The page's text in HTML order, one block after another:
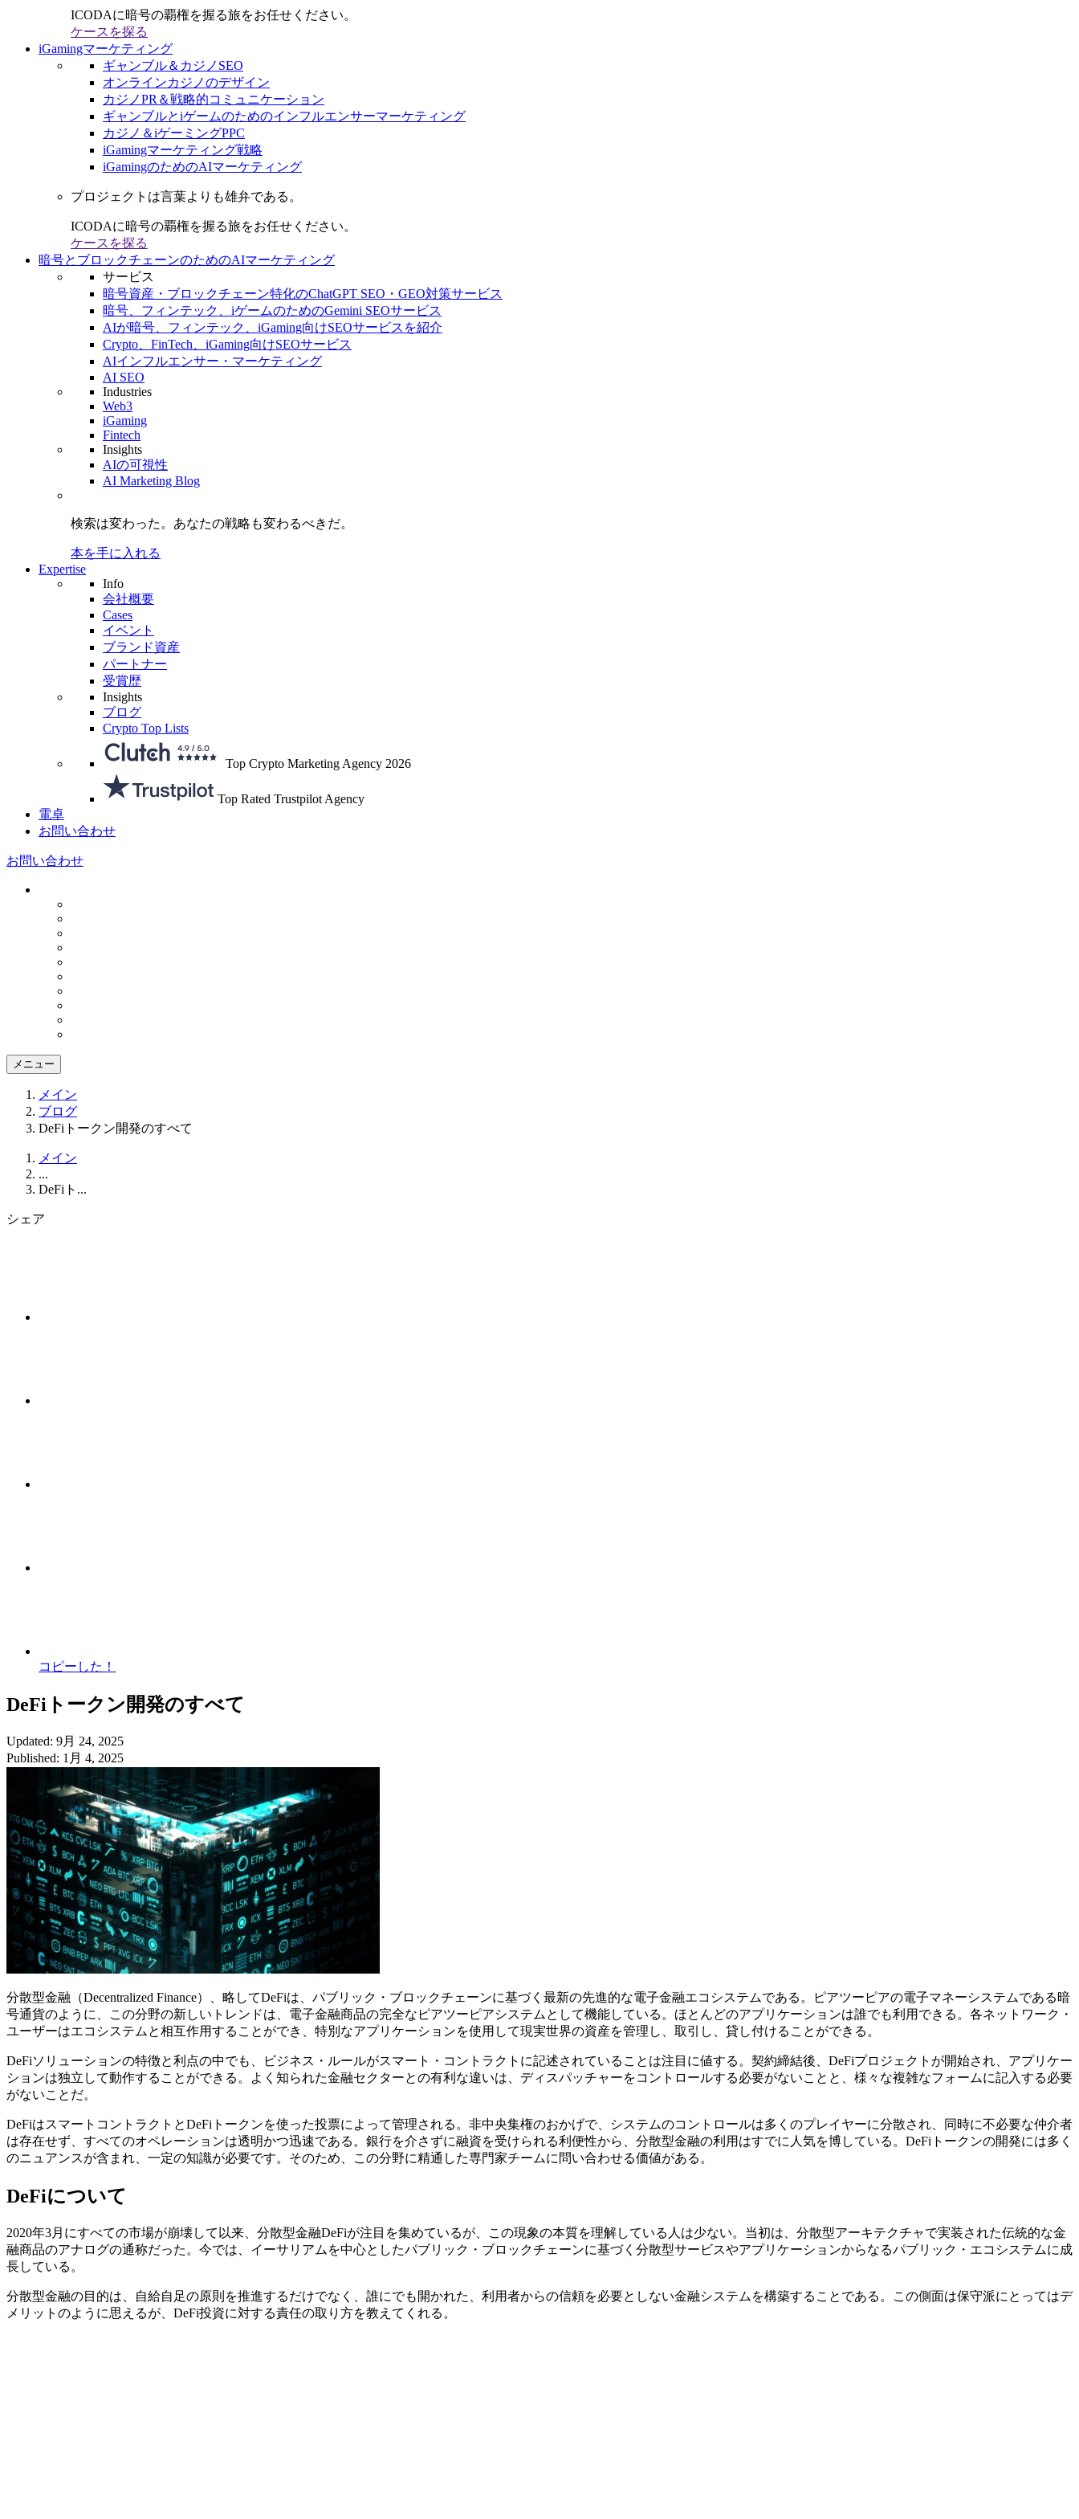
ICODAに暗号の覇権を握る旅をお任せください。
ケースを探る
iGamingマーケティング
ギャンブル＆カジノSEO
オンラインカジノのデザイン
カジノPR＆戦略的コミュニケーション
ギャンブルとiゲームのためのインフルエンサーマーケティング
カジノ＆iゲーミングPPC
iGamingマーケティング戦略
iGamingのためのAIマーケティング
プロジェクトは言葉よりも雄弁である。
ICODAに暗号の覇権を握る旅をお任せください。
ケースを探る
暗号とブロックチェーンのためのAIマーケティング
サービス
暗号資産・ブロックチェーン特化のChatGPT SEO・GEO対策サービス
暗号、フィンテック、iゲームのためのGemini SEOサービス
AIが暗号、フィンテック、iGaming向けSEOサービスを紹介
Crypto、FinTech、iGaming向けSEOサービス
AIインフルエンサー・マーケティング
AI SEO
Industries
Web3
iGaming
Fintech
Insights
AIの可視性
AI Marketing Blog
検索は変わった。 あなたの戦略も変わるべきだ。
本を手に入れる
Expertise
Info
会社概要
Cases
イベント
ブランド資産
パートナー
受賞歴
Insights
ブログ
Crypto Top Lists
Top Crypto Marketing Agency 2026
Top Rated Trustpilot Agency
電卓
お問い合わせ
お問い合わせ
メニュー
メイン
ブログ
DeFiトークン開発のすべて
メイン
...
DeFiト...
シェア
コピーした！
DeFiトークン開発のすべて
Updated: 9月 24, 2025
Published: 1月 4, 2025
分散型金融（Decentralized Finance）、略してDeFiは、パブリック・ブロックチェーンに基づく最新の先進的な電子金融エコシステムである。ピアツーピアの電子マネーシステムである暗
号通貨のように、この分野の新しいトレンドは、電子金融商品の完全なピアツーピアシステムとして機能している。ほとんどのアプリケーションは誰でも利用できる。各ネットワーク・
ユーザーはエコシステムと相互作用することができ、特別なアプリケーションを使用して現実世界の資産を管理し、取引し、貸し付けることができる。
DeFiソリューションの特徴と利点の中でも、ビジネス・ルールがスマート・コントラクトに記述されていることは注目に値する。契約締結後、DeFiプロジェクトが開始され、アプリケー
ションは独立して動作することができる。よく知られた金融セクターとの有利な違いは、ディスパッチャーをコントロールする必要がないことと、様々な複雑なフォームに記入する必要
がないことだ。
DeFiはスマートコントラクトとDeFiトークンを使った投票によって管理される。非中央集権のおかげで、システムのコントロールは多くのプレイヤーに分散され、同時に不必要な仲介者
は存在せず、すべてのオペレーションは透明かつ迅速である。銀行を介さずに融資を受けられる利便性から、分散型金融の利用はすでに人気を博している。DeFiトークンの開発には多く
のニュアンスが含まれ、一定の知識が必要です。そのため、この分野に精通した専門家チームに問い合わせる価値がある。
DeFiについて
2020年3月にすべての市場が崩壊して以来、分散型金融DeFiが注目を集めているが、この現象の本質を理解している人は少ない。当初は、分散型アーキテクチャで実装された伝統的な金
融商品のアナログの通称だった。今では、イーサリアムを中心としたパブリック・ブロックチェーンに基づく分散型サービスやアプリケーションからなるパブリック・エコシステムに成
長している。
分散型金融の目的は、自給自足の原則を推進するだけでなく、誰にでも開かれた、利用者からの信頼を必要としない金融システムを構築することである。この側面は保守派にとってはデ
メリットのように思えるが、DeFi投資に対する責任の取り方を教えてくれる。